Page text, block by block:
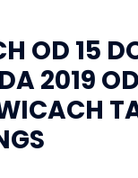
OD 15
2019